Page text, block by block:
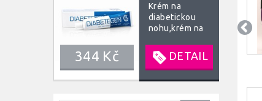
Krém na
diabetickou
nohu,krém na
paty, bércové
vředy 40 ml
344 Kč DETAIL